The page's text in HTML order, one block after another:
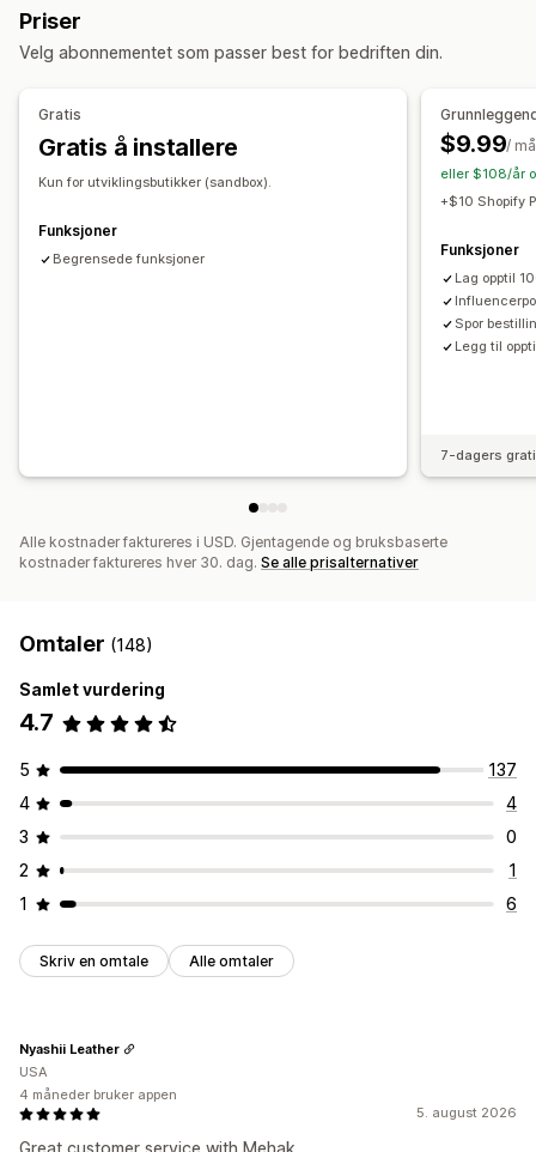
Henvisningsadministrasjon
Samarbeidspartnerkoblinger
Analyse
Automatisk sporing
Samarbeidspartner-opplevelse
Tilpassede instrumentbord
Tilpasset registrering Merkevareportal
Tilpassede skjemaer
Tilpasset merkevarebygging
Priser
Velg abonnementet som passer best for bedriften din.
Gratis
Gratis å installere
Kun for utviklingsbutikker (sandbox).
Funksjoner
Begrensede funksjoner
$9.99/
eller $108/år
+$10 Shopify
Funksjoner
Lag opptil
Spor
Legg til
7-dagers
Alle kostnader faktureres i USD. Gjentagende og bruksbaserte
kostnader faktureres hver 30. dag. Se alle prisalternativer
Omtaler (148)
Samlet vurdering
4.7
5
137
4
4
3
0
2
1
1
6
Skriv en omtale Alle omtaler
5. august 2026
Nyashii Leather
USA
4 måneder bruker appen